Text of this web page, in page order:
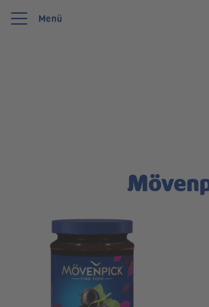
Wir feiern 125 Jahre Schwartauer Werke. Wir
Menü